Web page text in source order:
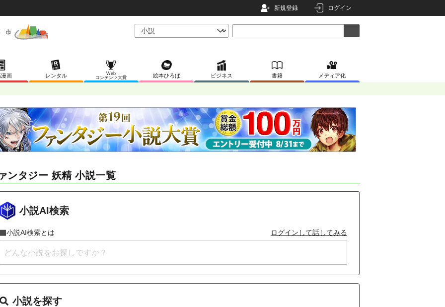
新規登録 ログイン
画 レンタル
Web
コンテンツ大賞
絵本ひろば ビジネス 書籍 メディア化
ンタジー 妖精 小説一覧
小説AI検索
小説AI検索とは ログインして話してみる
小説を探す